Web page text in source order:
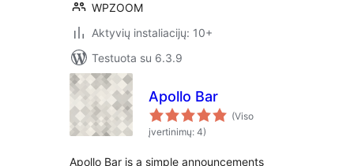
WPZOOM
Aktyvių instaliacijų: 10+
Testuota su 6.3.9
Apollo Bar
(Viso
įvertinimų: 4)
Apollo Bar is a simple announcements